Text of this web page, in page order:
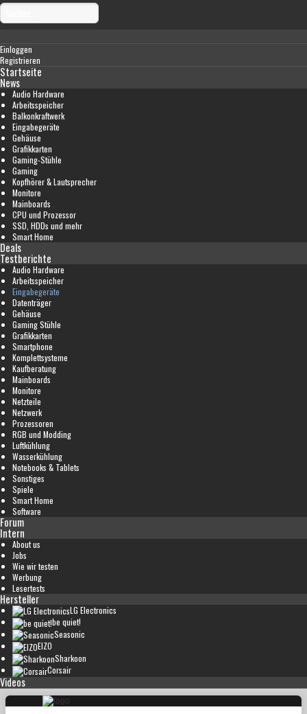
Einloggen
Registrieren
Startseite
News
Audio Hardware
Arbeitsspeicher
Balkonkraftwerk
Eingabegeräte
Gehäuse
Grafikkarten
Gaming-Stühle
Gaming
Kopfhörer & Lautsprecher
Monitore
Mainboards
CPU und Prozessor
SSD, HDDs und mehr
Smart Home
Deals
Testberichte
Audio Hardware
Arbeitsspeicher
Eingabegeräte
Datenträger
Gehäuse
Gaming Stühle
Grafikkarten
Smartphone
Komplettsysteme
Kaufberatung
Mainboards
Monitore
Netzteile
Netzwerk
Prozessoren
RGB und Modding
Luftkühlung
Wasserkühlung
Notebooks & Tablets
Sonstiges
Spiele
Smart Home
Software
Forum
Intern
About us
Jobs
Wie wir testen
Werbung
Lesertests
Hersteller
LG Electronics
be quiet!
Seasonic
EIZO
Sharkoon
Corsair
Videos